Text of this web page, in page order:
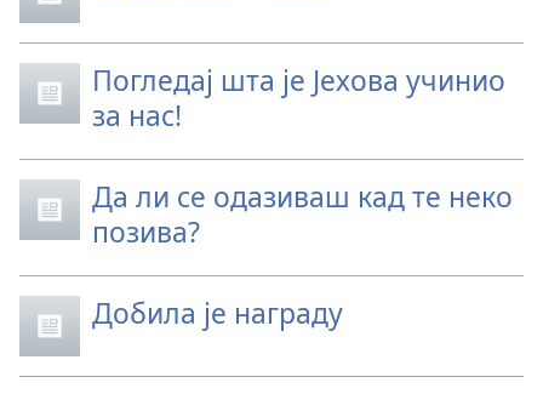
Погледај шта је Јехова учинио
за нас!
Да ли се одазиваш кад те неко
позива?
Добила је награду